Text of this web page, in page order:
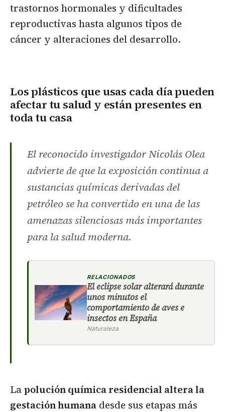
trastornos hormonales y dificultades
reproductivas hasta algunos tipos de
cáncer y alteraciones del desarrollo.
Los plásticos que usas cada día pueden
afectar tu salud y están presentes en
toda tu casa
El reconocido investigador Nicolás Olea
advierte de que la exposición continua a
sustancias químicas derivadas del
petróleo se ha convertido en una de las
amenazas silenciosas más importantes
para la salud moderna.
RELACIONADOS
El eclipse solar alterará durante
unos minutos el
comportamiento de aves e
insectos en España
Naturaleza
Lapolución química residencial altera la
gestación humana desde sus etapas más